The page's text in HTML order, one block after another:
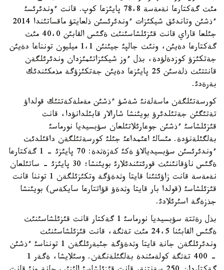
مئث گةكتارعا نةمةسة 78،8 پايئزعا كوپ. قانت ءوندئرئسئ
ءذشئن وتاندئق شيكئزات ءوندئرئسئن ذلعايتؤ ماقساتئندا 2014
جئلعا قاراي قانت قئزئلشاسئنئث ةگئس القابئن 40،0 مئث
گةكتارعا دةيئن، ونئث جالپئ جيئنئن 1،1 ميليون تونناعا دةيئن
جةتكئزؤ كوزدةلؤدة، بذل ءوز شيكئزاتئمئزدان وندئرئلگةن
قانتتئث ذلةسئن 25 پايئزعا دةيئن جةتكئزؤگة مذمكئندئك
بةرةدئ.
كورسةتئلگةن ماسةلةنئ شةشؤ ءذشئن مةملةكةتتئك قولداؤ
تةتئگئن جةتئلدئرؤ بويئنشا شارالار قابئلدانؤدا، قانت
قئزئلشاسئ ءذشئن جوعارئلاتئلعان سؤبسيديا نورماسئ
بةلگئلةنؤدة. مئسالئ اعئمداعئ جئلئ كورسةتئلگةن داقئلدئث
ءوندئرئسئن سؤبسيديالاؤ ةكئ كةزةثدة: 70 پايئزئ - 1 گةكتارعا
ةگئس ناؤقانئنئث قورئتئندئلارئ بويئنشا؛ 30 پايئزئ - ساتئلعان
نةمةسة قانت زاؤئتئنا قايتا وثدةؤگة وتكئزئلگةن 1 توننا قانت
قئزئلشاسئ (قولدا بار قايتا وثدةؤ قؤاتتارعا سايكةس) بويئنشا
جذزةگة اسئرئلادئ.
بذل رةتتة سؤبسيديا نورماسئ 1 گةكتار قانت قئزئلشاسئنئث
ةگئس القابئنا 24،5 مئث تةثگة، قانت قئزئلشاسئنئث
وندئرئلگةن جانة قايتا وثدةؤگة جئبةرئلگةن 1 تونناسئ ءذشئن
- 400 تةثگة كولةمئندة بةلگئلةنگةن. وسئلايشا، ةگةر 1